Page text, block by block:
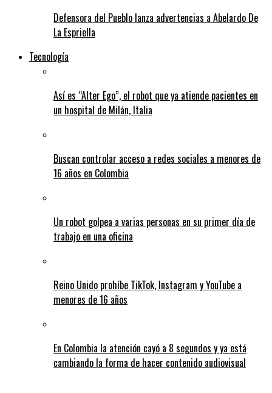
Defensora del Pueblo lanza advertencias a Abelardo De
La Espriella
Tecnología
Así es “Alter Ego”, el robot que ya atiende pacientes en
un hospital de Milán, Italia
Buscan controlar acceso a redes sociales a menores de
16 años en Colombia
Un robot golpea a varias personas en su primer día de
trabajo en una oficina
Reino Unido prohíbe TikTok, Instagram y YouTube a
menores de 16 años
En Colombia la atención cayó a 8 segundos y ya está
cambiando la forma de hacer contenido audiovisual